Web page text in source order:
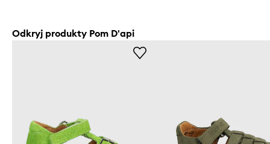
Odkryj produkty Pom D'api